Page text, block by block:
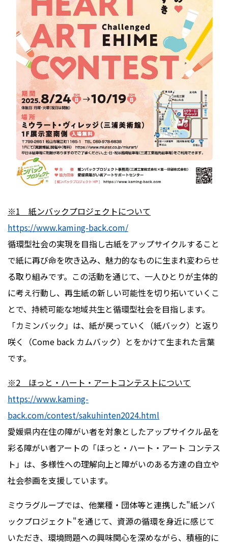
※1 紙ンバックプロジェクトについて
https://www.kaming-back.com/
循環型社会の実現を目指し古紙をアップサイクルすること
で紙に再び命を吹き込み、魅力的なものに生まれ変わらせ
る取り組みです。この活動を通じて、一人ひとりが主体的
に考え行動し、再生紙の新しい可能性を切り拓いていくこ
とで、持続可能な地域共生と循環型社会を目指します。
「カミンバック」は、紙が戻っていく（紙バック）と返り
咲く（Come back カムバック）とをかけて生まれた言葉
です。
※2 ほっと・ハート・アートコンテストについて
https://www.kaming-
back.com/contest/sakuhinten2024.html
愛媛県内在住の障がい者を対象としたアップサイクル品を
彩る障がい者アートの「ほっと・ハート・アート コンテス
ト」は、多様性への理解向上と障がいのある方達の自立や
社会参画を支援しています。
ミウラグループでは、他業種・団体等と連携した"紙ンバ
ックプロジェクト"を通じて、資源の循環を身近に感じて
いただき、環境問題への興味関心を深めながら、積極的に